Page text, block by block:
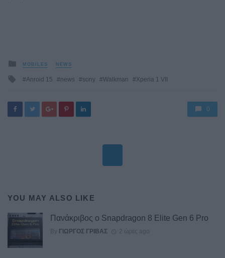
Posted
in
MOBILES NEWS
Tagged
Anroid 15 news sony Walkman Xperia 1 VII
0
YOU MAY ALSO LIKE
Πανάκριβος ο Snapdragon 8 Elite Gen 6 Pro
By ΓΙΏΡΓΟΣ ΓΡΊΒΑΣ 2 ώρες ago